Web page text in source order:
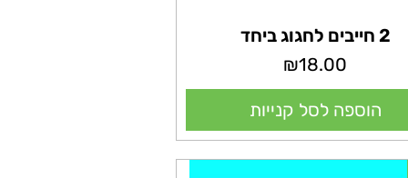
2 חייבים לחגוג ביחד
מחיר
₪18.00
הוספה לסל קנייות